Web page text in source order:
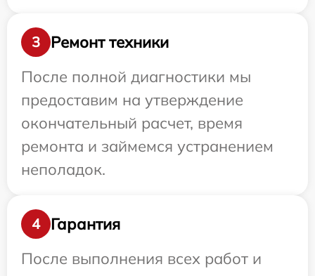
3
Ремонт техники
После полной диагностики мы
предоставим на утверждение
окончательный расчет, время
ремонта и займемся устранением
неполадок.
4
Гарантия
После выполнения всех работ и